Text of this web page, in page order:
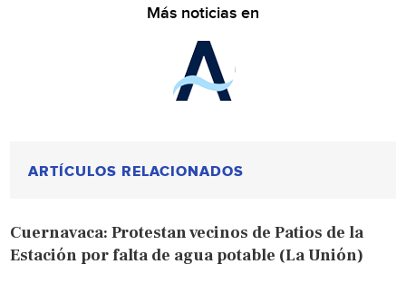
Más noticias en
ARTÍCULOS RELACIONADOS
Cuernavaca: Protestan vecinos de Patios de la
Estación por falta de agua potable (La Unión)